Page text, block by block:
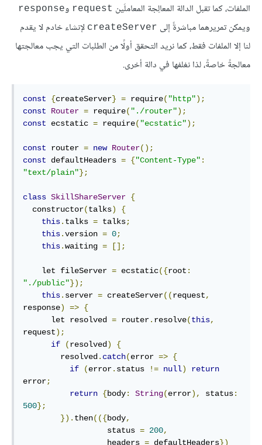
الملفات، كما تقبل الدالة المعالِجة المعاملَين request وresponse
ويمكن تمريرهما مباشرةً إلى createServer لإنشاء خادم لا يقدم
لنا إلا الملفات فقط، كما نريد التحقق أولًا من الطلبات التي يجب معالجتها
معالجةً خاصةً، لذا نغلفها في دالة أخرى.
const {createServer} = require( "http");
const
Router = require( "./router");
const ecstatic = require( "ecstatic");
const router = new Router();
const defaultHeaders = {"Content-Type" :
"text/plain"};
class SkillShareServer {
  constructor
(talks)
{
this. talks = talks;
this.version = 0;
this.waiting = [];
    let fileServer
= ecstatic({root :
"./public"});
this. server = createServer((request,
response) => {
      let resolved
= router. resolve(this,
request);
if
(resolved )
{
        resolved
. catch(error => {
if
(error. status != null)
return
error;
return {body: String(error), status:
500};
}). then(({body,
                  status
= 200,
                  headers
= defaultHeaders})